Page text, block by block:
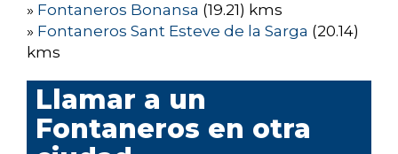
» Fontaneros Bonansa (19.21) kms
» Fontaneros Sant Esteve de la Sarga (20.14)
kms
Llamar a un
Fontaneros en otra